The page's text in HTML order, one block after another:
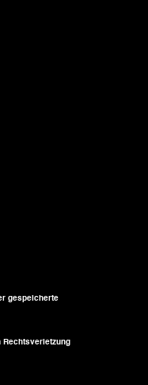
gespeicherte
Rechtsverletzung